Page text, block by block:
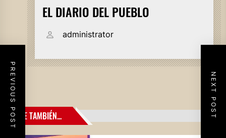
EL DIARIO DEL PUEBLO
administrator
PREVIOUS POST NEXT POST
LEE TAMBIÉN...